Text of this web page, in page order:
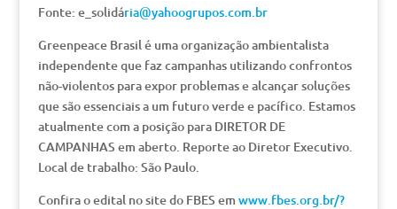
Fonte: e_solidária@yahoogrupos.com.br
Greenpeace Brasil é uma organização ambientalista
independente que faz campanhas utilizando confrontos
não-violentos para expor problemas e alcançar soluções
que são essenciais a um futuro verde e pacífico. Estamos
atualmente com a posição para DIRETOR DE
CAMPANHAS em aberto. Reporte ao Diretor Executivo.
Local de trabalho: São Paulo.
Confira o edital no site do FBES em www.fbes.org.br/?